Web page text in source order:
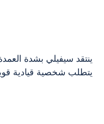
ينتقد سيفيلي بشدة
يتطلب شخصية قيادية